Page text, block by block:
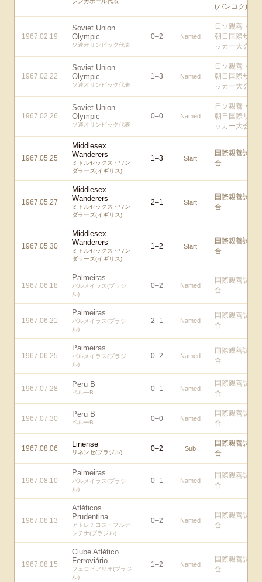
(バンコク)
1967.02.19
Soviet Union
Olympic
ソ連オリンピック代表
0–2 Named
日ソ親善・
朝日国際サ
ッカー大会
1967.02.22
Soviet Union
Olympic
ソ連オリンピック代表
1–3 Named
日ソ親善・
朝日国際サ
ッカー大会
1967.02.26
Soviet Union
Olympic
ソ連オリンピック代表
0–0 Named
日ソ親善・
朝日国際サ
ッカー大会
1967.05.25
Middlesex
Wanderers
ミドルセックス・ワン
ダラーズ(イギリス)
1–3 Start
国際親善試
合
1967.05.27
Middlesex
Wanderers
ミドルセックス・ワン
ダラーズ(イギリス)
2–1 Start
国際親善試
合
1967.05.30
Middlesex
Wanderers
ミドルセックス・ワン
ダラーズ(イギリス)
1–2 Start
国際親善試
合
1967.06.18
Palmeiras
パルメイラス(ブラジ
ル)
0–2 Named
国際親善試
合
1967.06.21
Palmeiras
パルメイラス(ブラジ
ル)
2–1 Named
国際親善試
合
1967.06.25
Palmeiras
パルメイラス(ブラジ
ル)
0–2 Named
国際親善試
合
1967.07.28 Peru B
ペルーB 0–1 Named
国際親善試
合
1967.07.30 Peru B
ペルーB 0–0 Named
国際親善試
合
1967.08.06 Linense
リネンセ(ブラジル) 0–2 Sub
国際親善試
合
1967.08.10
Palmeiras
パルメイラス(ブラジ
ル)
0–1 Named
国際親善試
合
1967.08.13
Atléticos
Prudentina
アトレチコス・プルデ
ンチナ(ブラジル)
0–2 Named
国際親善試
合
1967.08.15
Clube Atlético
Ferroviário
フェロビアリオ(ブラジ
ル)
1–2 Named
国際親善試
合